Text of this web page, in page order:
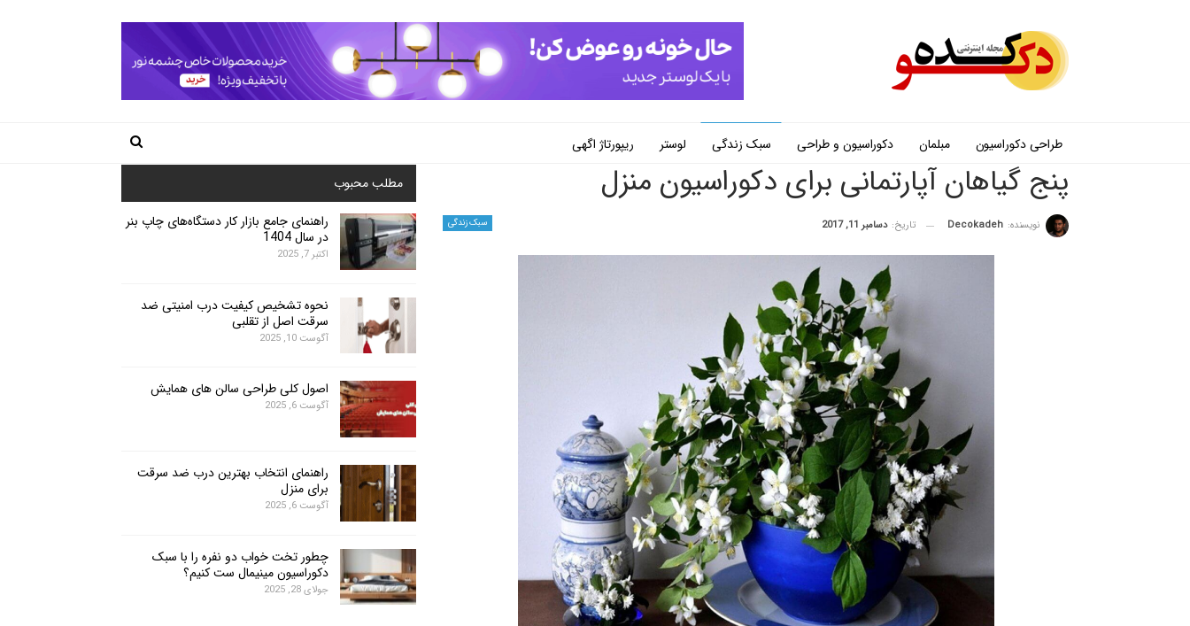
طراحی دکوراسیون مبلمان دکوراسیون و طراحی سبک زندگی لوستر ریپورتاژ اگهی
پنج گیاهان آپارتمانی برای دکوراسیون منزل
سبک زندگی نویسنده: Decokadeh تاریخ: دسامبر 11, 2017
مطلب محبوب
راهنمای جامع بازار کار دستگاه‌های چاپ بنر
در سال 1404
اکتبر 7, 2025
نحوه تشخیص کیفیت درب امنیتی ضد
سرقت اصل از تقلبی
آگوست 10, 2025
اصول کلی طراحی سالن های همایش
آگوست 6, 2025
راهنمای انتخاب بهترین درب ضد سرقت
برای منزل
آگوست 6, 2025
چطور تخت خواب دو نفره را با سبک
دکوراسیون مینیمال ست کنیم؟
جولای 28, 2025